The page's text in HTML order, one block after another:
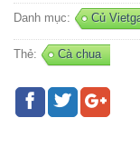
Danh mục: Củ
Thẻ: Cà chua